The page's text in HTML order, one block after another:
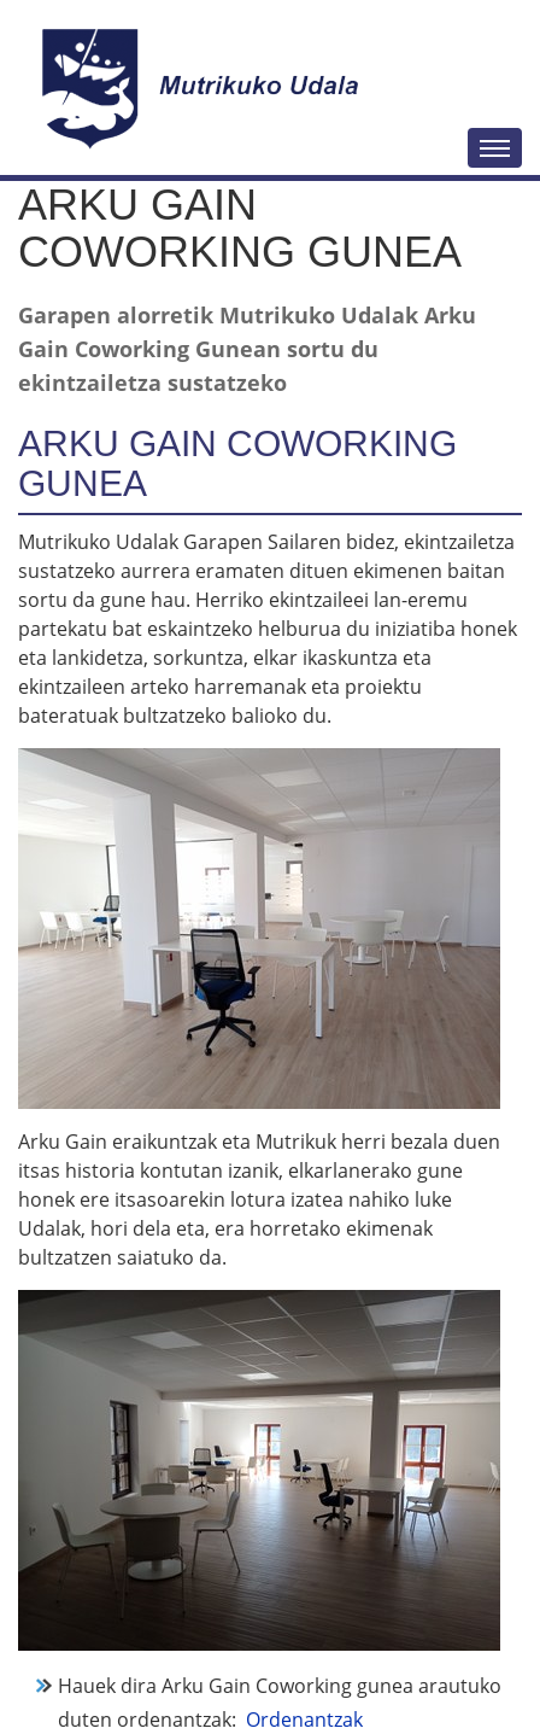
a
ARKU GAIN
COWORKING GUNEA
Garapen alorretik Mutrikuko Udalak Arku
Gain Coworking Gunean sortu du
ekintzailetza sustatzeko
ARKU GAIN COWORKING
GUNEA
Mutrikuko Udalak Garapen Sailaren bidez, ekintzailetza
sustatzeko aurrera eramaten dituen ekimenen baitan
sortu da gune hau. Herriko ekintzaileei lan-eremu
partekatu bat eskaintzeko helburua du iniziatiba honek
eta lankidetza, sorkuntza, elkar ikaskuntza eta
ekintzaileen arteko harremanak eta proiektu
bateratuak bultzatzeko balioko du.
Arku Gain eraikuntzak eta Mutrikuk herri bezala duen
itsas historia kontutan izanik, elkarlanerako gune
honek ere itsasoarekin lotura izatea nahiko luke
Udalak, hori dela eta, era horretako ekimenak
bultzatzen saiatuko da.
Hauek dira Arku Gain Coworking gunea arautuko
duten ordenantzak: Ordenantzak